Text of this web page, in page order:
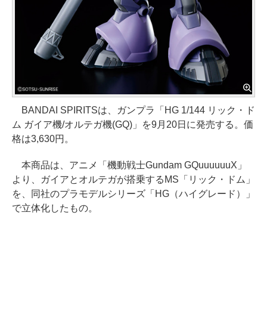
BANDAI SPIRITSは、ガンプラ「HG 1/144 リック・ド
ム ガイア機/オルテガ機(GQ)」を9月20日に発売する。価
格は3,630円。
本商品は、アニメ「機動戦士Gundam GQuuuuuuX」
より、ガイアとオルテガが搭乗するMS「リック・ドム」
を、同社のプラモデルシリーズ「HG（ハイグレード）」
で立体化したもの。